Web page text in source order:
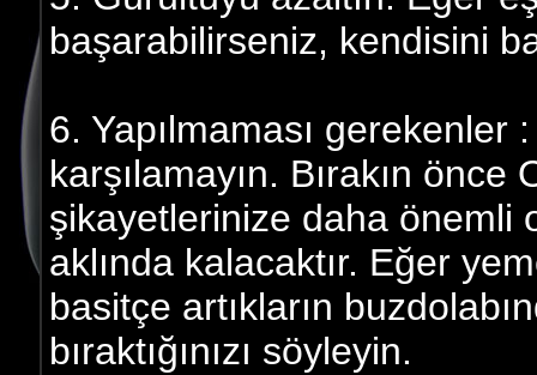
başarabilirseniz, kendisini
6. Yapılmaması
karşılamayın. Bırakın
şikayetlerinize daha önemli
aklında kalacaktır. Eğer
basitçe artıkların
bıraktığınızı söyleyin.